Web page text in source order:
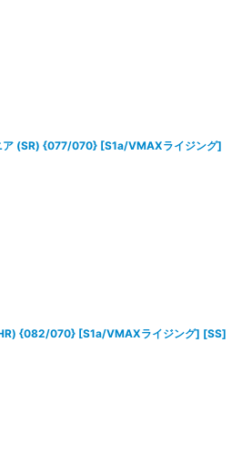
絞り込む
ア (SR) {077/070} [S1a/VMAXライジング]
{082/070} [S1a/VMAXライジング] [SS]